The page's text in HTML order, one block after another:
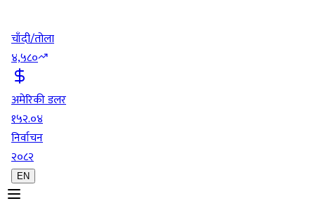
चाँदी/तोला
४,५८०
अमेरिकी डलर
१५२.०४
निर्वाचन
२०८२
EN